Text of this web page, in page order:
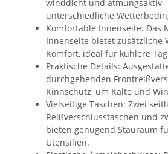
winddicht und atmungsaktiv
unterschiedliche
Komfortable Innenseite: Das
Innenseite bietet zusätzliche
Komfort, ideal für kühlere
Praktische Details:
durchgehenden
Kinnschutz, um Kälte und
Vielseitige Taschen: Zwei
Reißverschlusstaschen und
bieten genügend Stauraum
Utensilien.